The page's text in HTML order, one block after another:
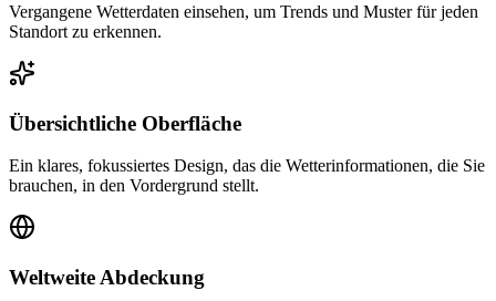
Vergangene Wetterdaten einsehen, um Trends und Muster für jeden
Standort zu erkennen.
Übersichtliche Oberfläche
Ein klares, fokussiertes Design, das die Wetterinformationen, die Sie
brauchen, in den Vordergrund stellt.
Weltweite Abdeckung